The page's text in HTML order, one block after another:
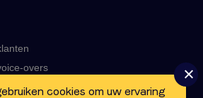
overs
cookies om uw ervaring